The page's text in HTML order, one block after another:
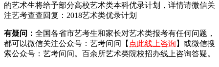
的艺术生将给予部分高校艺术类本科优录计划，详情请微信关
注艺考查查回复：2018艺术类优录计划
有疑问： 全国各省市艺考生和家长对艺术类报考有任何问题，
都可以微信关注公众号：艺考问问【 点此线上咨询 】或微信搜
索公众号：艺考问问。百余所艺术类院校招办线上咨询答疑。